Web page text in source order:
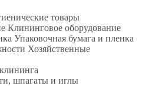
товары
Клининговое оборудование
Упаковочная бумага и пленка
Хозяйственные
шпагаты и иглы